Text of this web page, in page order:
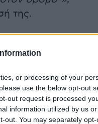
or processing of your
use the below opt-out
out request is processed
information utilized by us
out. You may separately
της.